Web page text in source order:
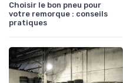
Choisir le bon pneu pour
votre remorque : conseils
pratiques